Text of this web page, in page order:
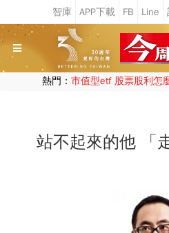
熱門： 市值型etf 股票股利怎
站不起來的他 「